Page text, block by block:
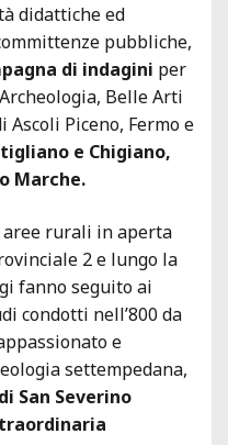
didattiche ed
pubbliche,
di indagini per
Belle Arti
Ascoli Piceno, Fermo e
e Chigiano,
Marche.
rurali in aperta
2 e lungo la
fanno seguito ai
condotti nell’800 da
e
settempedana,
San Severino